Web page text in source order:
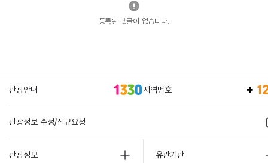
등록된 댓글이 없습니다.
관광안내 지역번호
관광정보 수정/신규요청
관광정보 유관기관